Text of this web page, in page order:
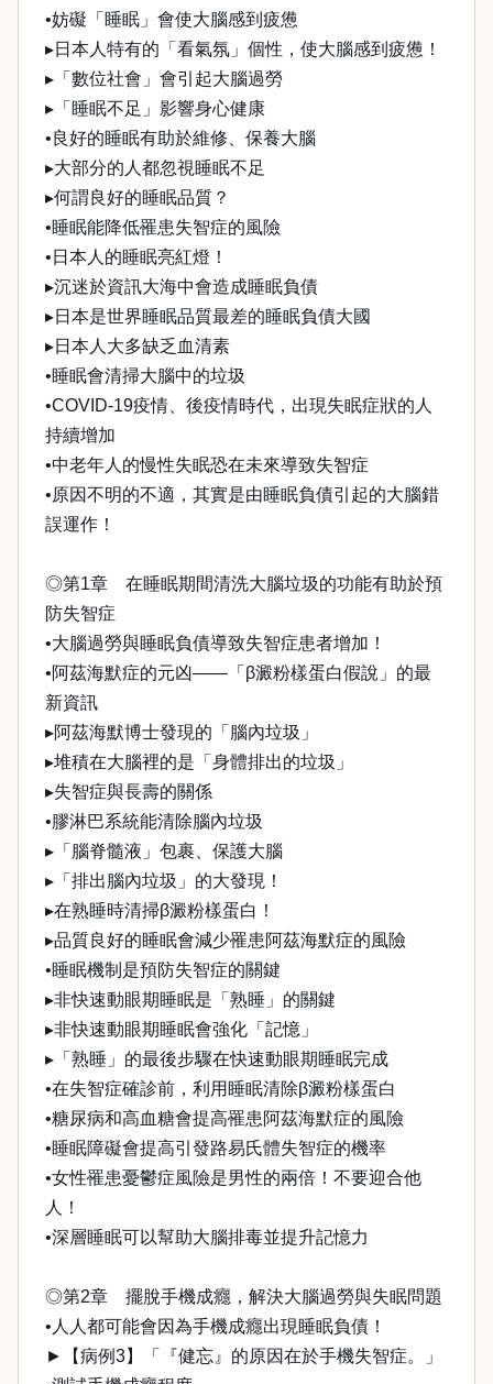
•妨礙「睡眠」會使大腦感到疲憊
▸日本人特有的「看氣氛」個性，使大腦感到疲憊！
▸「數位社會」會引起大腦過勞
▸「睡眠不足」影響身心健康
•良好的睡眠有助於維修、保養大腦
▸大部分的人都忽視睡眠不足
▸何謂良好的睡眠品質？
•睡眠能降低罹患失智症的風險
•日本人的睡眠亮紅燈！
▸沉迷於資訊大海中會造成睡眠負債
▸日本是世界睡眠品質最差的睡眠負債大國
▸日本人大多缺乏血清素
•睡眠會清掃大腦中的垃圾
•COVID-19疫情、後疫情時代，出現失眠症狀的人
持續增加
•中老年人的慢性失眠恐在未來導致失智症
•原因不明的不適，其實是由睡眠負債引起的大腦錯
誤運作！
◎第1章 在睡眠期間清洗大腦垃圾的功能有助於預
防失智症
•大腦過勞與睡眠負債導致失智症患者增加！
•阿茲海默症的元凶——「β澱粉樣蛋白假說」的最
新資訊
▸阿茲海默博士發現的「腦內垃圾」
▸堆積在大腦裡的是「身體排出的垃圾」
▸失智症與長壽的關係
•膠淋巴系統能清除腦內垃圾
▸「腦脊髓液」包裹、保護大腦
▸「排出腦內垃圾」的大發現！
▸在熟睡時清掃β澱粉樣蛋白！
▸品質良好的睡眠會減少罹患阿茲海默症的風險
•睡眠機制是預防失智症的關鍵
▸非快速動眼期睡眠是「熟睡」的關鍵
▸非快速動眼期睡眠會強化「記憶」
▸「熟睡」的最後步驟在快速動眼期睡眠完成
•在失智症確診前，利用睡眠清除β澱粉樣蛋白
•糖尿病和高血糖會提高罹患阿茲海默症的風險
•睡眠障礙會提高引發路易氏體失智症的機率
•女性罹患憂鬱症風險是男性的兩倍！不要迎合他
人！
•深層睡眠可以幫助大腦排毒並提升記憶力
◎第2章 擺脫手機成癮，解決大腦過勞與失眠問題
•人人都可能會因為手機成癮出現睡眠負債！
►【病例3】「『健忘』的原因在於手機失智症。」